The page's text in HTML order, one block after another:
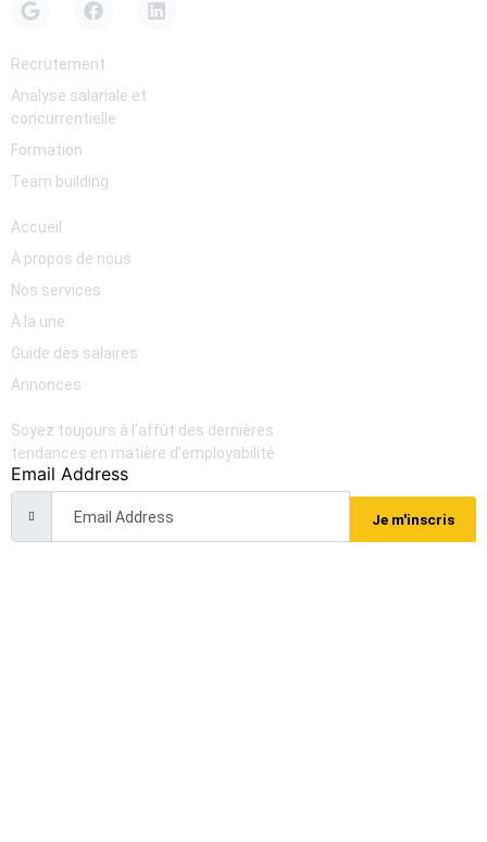
Accueil
À propos de nous
Nos services
À la une
Guide des salaires
Annonces
Recrutement
Analyse salariale et
concurrentielle
Formation
Team building
Soyez toujours à l’affût des dernières
tendances en matière d’employabilité
Email Address
Je m'inscris